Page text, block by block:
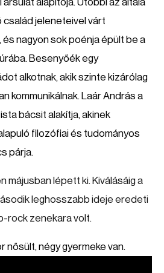
alapítója. Utóbbi az általa
jeleneteivel várt
nagyon sok poénja épült be a
Besenyőék egy
alkotnak, akik szinte kizárólag
kommunikálnak. Laár András a
bácsit alakítja, akinek
filozófiai és tudományos
párja.
májusban lépett ki. Kiválásáig a
leghosszabb ideje eredeti
rock zenekara volt.
nősült, négy gyermeke van.